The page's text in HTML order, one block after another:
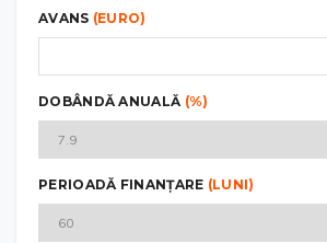
AVANS (EURO)
DOBÂNDĂ ANUALĂ (%)
PERIOADĂ FINANȚARE (LUNI)